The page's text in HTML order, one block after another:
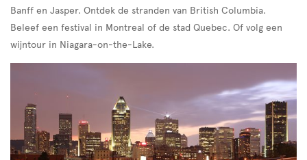
Banff en Jasper. Ontdek de stranden van British Columbia.
Beleef een festival in Montreal of de stad Quebec. Of volg een
wijntour in Niagara-on-the-Lake.